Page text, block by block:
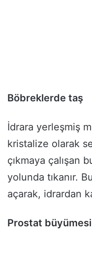
Böbreklerde taş
İdrara yerleşmiş
kristalize olarak
çıkmaya çalışan
yolunda tıkanır.
açarak, idrardan
Prostat büyümesi